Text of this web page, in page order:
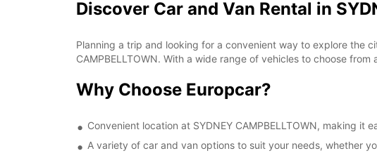
Discover Car and Van Rental in
Planning a trip and looking for a convenient way to explore the
CAMPBELLTOWN. With a wide range of vehicles to choose
Why Choose Europcar?
Convenient location at SYDNEY CAMPBELLTOWN, making
A variety of car and van options to suit your needs, whether